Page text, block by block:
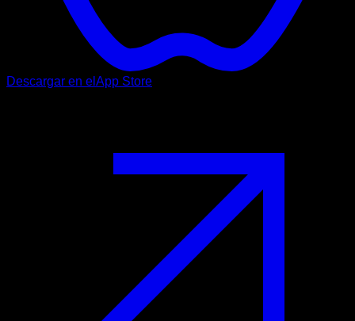
Descargar en el App Store